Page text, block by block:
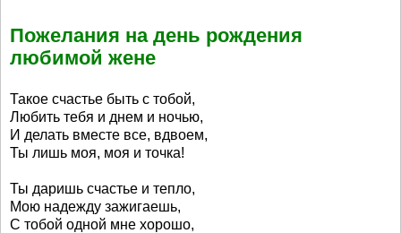
Пожелания на день рождения
любимой жене
Такое счастье быть с тобой,
Любить тебя и днем и ночью,
И делать вместе все, вдвоем,
Ты лишь моя, моя и точка!
Ты даришь счастье и тепло,
Мою надежду зажигаешь,
С тобой одной мне хорошо,